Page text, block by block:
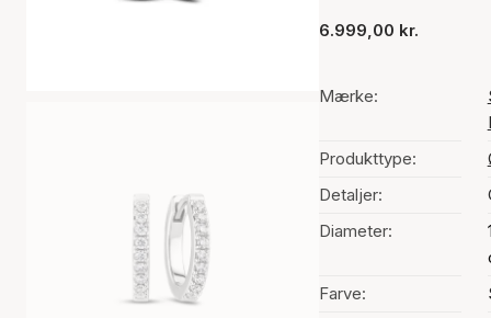
6.999,00 kr.
Mærke:
Produkttype:
Detaljer:
Diameter:
Farve: